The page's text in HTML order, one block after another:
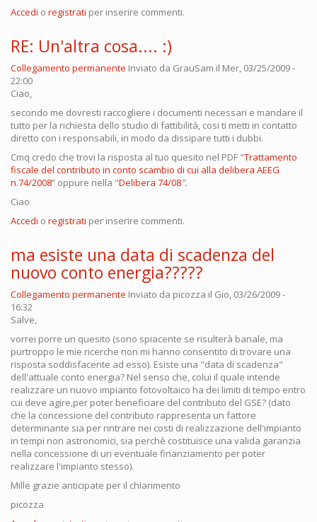
Accedi o registrati per inserire commenti.
RE: Un'altra cosa.... :)
Collegamento permanente Inviato da GrauSam il Mer, 03/25/2009 -
22:00
Ciao,
secondo me dovresti raccogliere i documenti necessari e mandare il
tutto per la richiesta dello studio di fattibilità, cosi ti metti in contatto
diretto con i responsabili, in modo da dissipare tutti i dubbi.
Cmq credo che trovi la risposta al tuo quesito nel PDF "Trattamento
fiscale del contributo in conto scambio di cui alla delibera AEEG
n.74/2008” oppure nella "Delibera 74/08".
Ciao
Accedi o registrati per inserire commenti.
ma esiste una data di scadenza del
nuovo conto energia?????
Collegamento permanente Inviato da picozza il Gio, 03/26/2009 -
16:32
Salve,
vorrei porre un quesito (sono spiacente se risulterà banale, ma
purtroppo le mie ricerche non mi hanno consentito di trovare una
risposta soddisfacente ad esso). Esiste una "data di scadenza"
dell'attuale conto energia? Nel senso che, colui il quale intende
realizzare un nuovo impianto fotovoltaico ha dei limiti di tempo entro
cui deve agire,per poter beneficiare del contributo del GSE? (dato
che la concessione del contributo rappresenta un fattore
determinante sia per rintrare nei costi di realizzazione dell'impianto
in tempi non astronomici, sia perchè costituisce una valida garanzia
nella concessione di un eventuale finanziamento per poter
realizzare l'impianto stesso).
Mille grazie anticipate per il chiarimento
picozza